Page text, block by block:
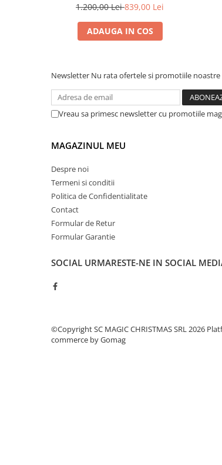
1.200,00 Lei839,00 Lei
ADAUGA IN COS
Newsletter Nu rata ofertele si promotiile noastre
Vreau sa primesc newsletter cu promotiile
MAGAZINUL MEU
Despre noi
Termeni si conditii
Politica de Confidentialitate
Contact
Formular de Retur
Formular Garantie
SOCIAL URMARESTE-NE IN SOCIAL
©Copyright SC MAGIC CHRISTMAS SRL 2026
commerce by Gomag